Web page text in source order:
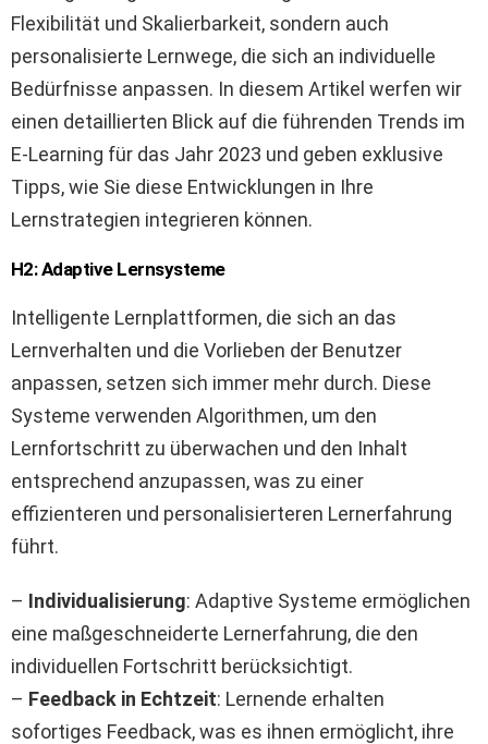
Flexibilität und Skalierbarkeit, sondern auch
personalisierte Lernwege, die sich an individuelle
Bedürfnisse anpassen. In diesem Artikel werfen wir
einen detaillierten Blick auf die führenden Trends im
E-Learning für das Jahr 2023 und geben exklusive
Tipps, wie Sie diese Entwicklungen in Ihre
Lernstrategien integrieren können.
H2: Adaptive Lernsysteme
Intelligente Lernplattformen, die sich an das
Lernverhalten und die Vorlieben der Benutzer
anpassen, setzen sich immer mehr durch. Diese
Systeme verwenden Algorithmen, um den
Lernfortschritt zu überwachen und den Inhalt
entsprechend anzupassen, was zu einer
effizienteren und personalisierteren Lernerfahrung
führt.
– Individualisierung: Adaptive Systeme ermöglichen
eine maßgeschneiderte Lernerfahrung, die den
individuellen Fortschritt berücksichtigt.
– Feedback in Echtzeit: Lernende erhalten
sofortiges Feedback, was es ihnen ermöglicht, ihre